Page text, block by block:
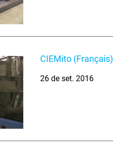
CIEMito (Français)
26 de set. 2016